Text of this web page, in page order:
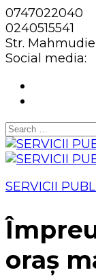
0747022040
0240515541
Str.
Social media:
Search
for:
SERVICII
oraș